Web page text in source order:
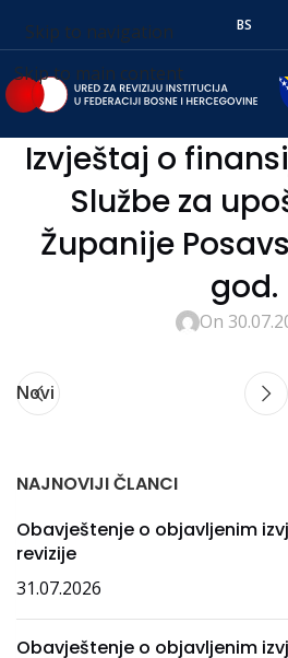
Skip to navigation
Skip to main content
BS
Izvještaj o
Službe za
Županije
god.
On
Novi
NAJNOVIJI ČLANCI
Obavještenje o objavljenim
revizije
31.07.2026
Obavještenje o objavljenim